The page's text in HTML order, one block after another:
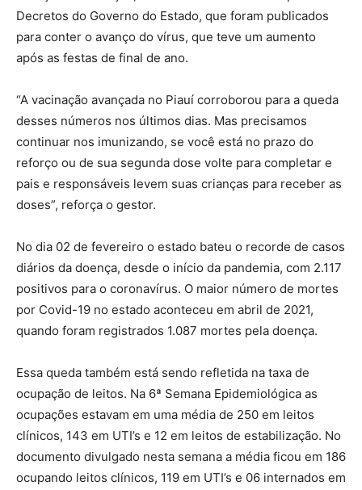
Decretos do Governo do Estado, que foram publicados
para conter o avanço do vírus, que teve um aumento
após as festas de final de ano.
“A vacinação avançada no Piauí corroborou para a queda
desses números nos últimos dias. Mas precisamos
continuar nos imunizando, se você está no prazo do
reforço ou de sua segunda dose volte para completar e
pais e responsáveis levem suas crianças para receber as
doses”, reforça o gestor.
No dia 02 de fevereiro o estado bateu o recorde de casos
diários da doença, desde o início da pandemia, com 2.117
positivos para o coronavírus. O maior número de mortes
por Covid-19 no estado aconteceu em abril de 2021,
quando foram registrados 1.087 mortes pela doença.
Essa queda também está sendo refletida na taxa de
ocupação de leitos. Na 6ª Semana Epidemiológica as
ocupações estavam em uma média de 250 em leitos
clínicos, 143 em UTI’s e 12 em leitos de estabilização. No
documento divulgado nesta semana a média ficou em 186
ocupando leitos clínicos, 119 em UTI’s e 06 internados em